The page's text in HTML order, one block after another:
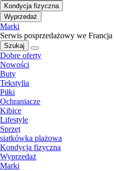
Kondycja fizyczna
Wyprzedaż
Marki
Serwis posprzedażowy we Francja
Szukaj
Dobre oferty
Nowości
Buty
Tekstylia
Piłki
Ochraniacze
Kibice
Lifestyle
Sprzęt
siatkówka plażowa
Kondycja fizyczna
Wyprzedaż
Marki